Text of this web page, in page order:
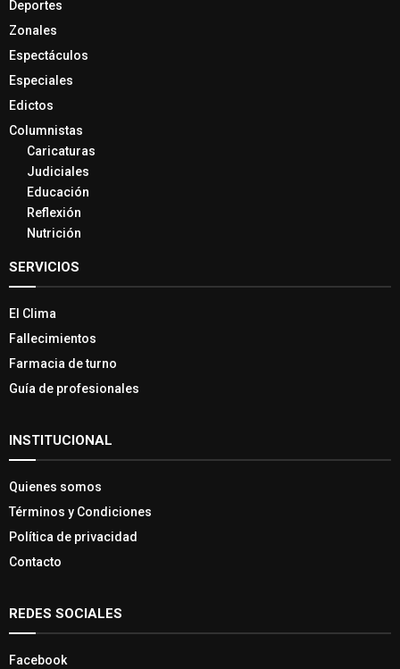
Deportes
Zonales
Espectáculos
Especiales
Edictos
Columnistas
Caricaturas
Judiciales
Educación
Reflexión
Nutrición
SERVICIOS
El Clima
Fallecimientos
Farmacia de turno
Guía de profesionales
INSTITUCIONAL
Quienes somos
Términos y Condiciones
Política de privacidad
Contacto
REDES SOCIALES
Facebook